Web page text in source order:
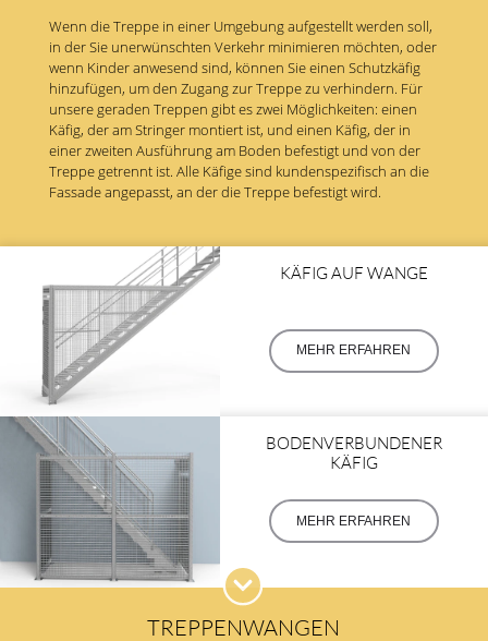
Wenn die Treppe in einer Umgebung aufgestellt werden soll,
in der Sie unerwünschten Verkehr minimieren möchten, oder
wenn Kinder anwesend sind, können Sie einen Schutzkäfig
hinzufügen, um den Zugang zur Treppe zu verhindern. Für
unsere geraden Treppen gibt es zwei Möglichkeiten: einen
Käfig, der am Stringer montiert ist, und einen Käfig, der in
einer zweiten Ausführung am Boden befestigt und von der
Treppe getrennt ist. Alle Käfige sind kundenspezifisch an die
Fassade angepasst, an der die Treppe befestigt wird.
KÄFIG AUF WANGE
MEHR ERFAHREN
BODENVERBUNDENER
KÄFIG
MEHR ERFAHREN
TREPPENWANGEN